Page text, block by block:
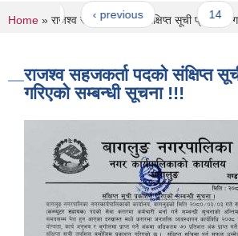
« first ‹ previous … 14
You are here
Home » राजश्व सहजकर्ता पदको संक्षिप्त सूची प्रकाशन
राजश्व सहजकर्ता पदको संक्षिप्त
गरिएको सम्बन्धी सूचना !!!